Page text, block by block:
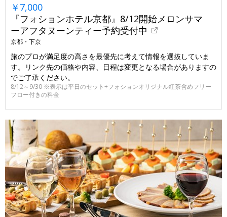
￥7,000
『フォションホテル京都』8/12開始メロンサマ
ーアフタヌーンティー予約受付中
京都・下京
旅のプロが満足度の高さを最優先に考えて情報を選抜していま
す。リンク先の価格や内容、日程は変更となる場合がありますの
でご了承ください。
8/12～9/30 ※表示は平日のセット+フォションオリジナル紅茶含めフリー
フロー付きの料金